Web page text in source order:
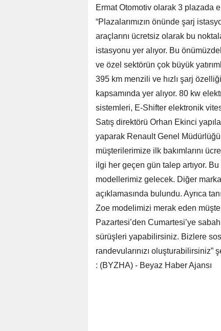
Ermat Otomotiv olarak 3 plazada
“Plazalarımızın önünde şarj
araçlarını ücretsiz olarak bu
istasyonu yer alıyor. Bu
ve özel sektörün çok büyük
395 km menzili ve hızlı şarj
kapsamında yer alıyor. 80 kw
sistemleri, E-Shifter elektronik
Satış direktörü Orhan Ekinci
yaparak Renault Genel
müşterilerimize ilk bakımlarını
ilgi her geçen gün talep artıyor.
modellerimiz gelecek. Diğer
açıklamasında bulundu. Ayrıca
Zoe modelimizi merak eden
Pazartesi’den Cumartesi’ye
sürüşleri yapabilirsiniz. Bizlere
randevularınızı oluşturabilirsiniz”
: (BYZHA) - Beyaz Haber Ajansı